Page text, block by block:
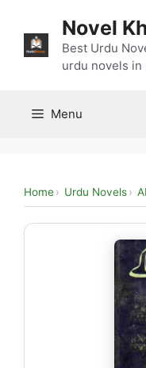
content
Novel
Best Urdu
urdu novels in
Menu
Home Urdu Novels